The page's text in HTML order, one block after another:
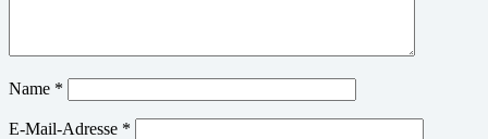
Name *
E-Mail-Adresse *